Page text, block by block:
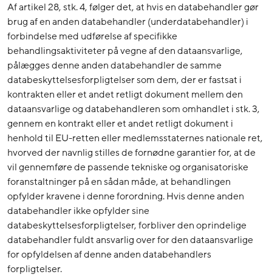
Af artikel 28, stk. 4, følger det, at hvis en databehandler gør
brug af en anden databehandler (underdatabehandler) i
forbindelse med udførelse af specifikke
behandlingsaktiviteter på vegne af den dataansvarlige,
pålægges denne anden databehandler de samme
databeskyttelsesforpligtelser som dem, der er fastsat i
kontrakten eller et andet retligt dokument mellem den
dataansvarlige og databehandleren som omhandlet i stk. 3,
gennem en kontrakt eller et andet retligt dokument i
henhold til EU-retten eller medlemsstaternes nationale ret,
hvorved der navnlig stilles de fornødne garantier for, at de
vil gennemføre de passende tekniske og organisatoriske
foranstaltninger på en sådan måde, at behandlingen
opfylder kravene i denne forordning. Hvis denne anden
databehandler ikke opfylder sine
databeskyttelsesforpligtelser, forbliver den oprindelige
databehandler fuldt ansvarlig over for den dataansvarlige
for opfyldelsen af denne anden databehandlers
forpligtelser.